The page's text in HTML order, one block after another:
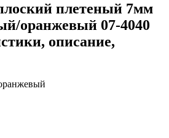
плетеный 7мм
оранжевый 07-4040
описание,